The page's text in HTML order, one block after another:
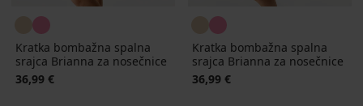
Kratka bombažna spalna
srajca Brianna za nosečnice
36,99 €
Kratka bombažna spalna
srajca Brianna za nosečnice
36,99 €